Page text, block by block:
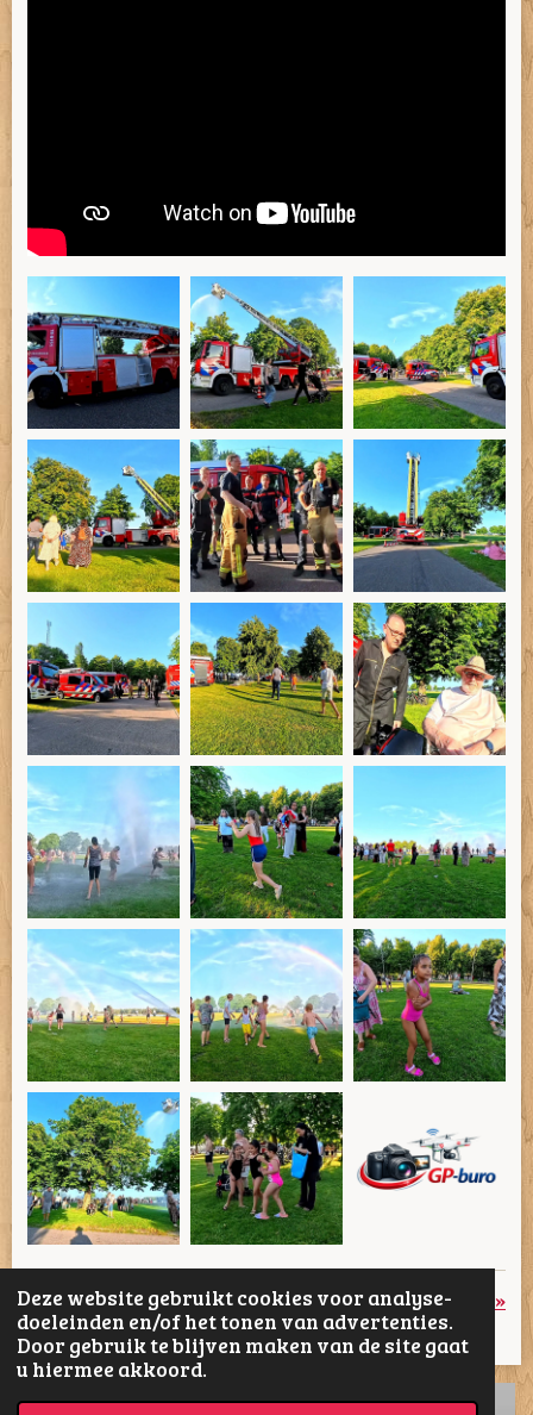
Deze website gebruikt cookies voor analyse-
doeleinden en/of het tonen van advertenties.
Door gebruik te blijven maken van de site gaat
u hiermee akkoord.
«Vorige Volgende »
D
e
D
e
S
h
D
e